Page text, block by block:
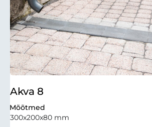
Akva 8
Mõõtmed
300x200x80 mm